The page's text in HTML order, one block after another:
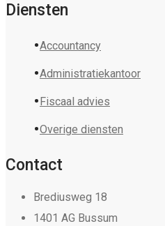
Diensten
Accountancy
Administratiekantoor
Fiscaal advies
Overige diensten
Contact
Brediusweg 18
1401 AG Bussum